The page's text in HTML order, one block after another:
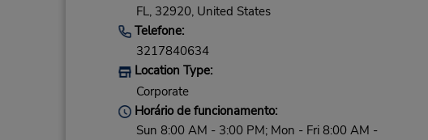
FL, 32920, United States
Telefone:
3217840634
Location Type:
Corporate
Horário de funcionamento:
Sun 8:00 AM - 3:00 PM; Mon - Fri 8:00 AM -